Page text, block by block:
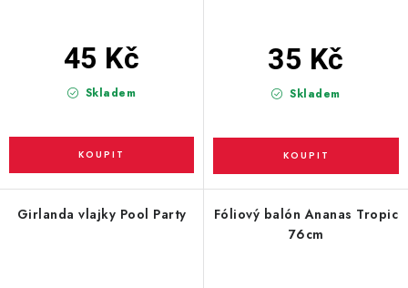
Skladem
45 Kč
Skladem
35 Kč
Girlanda vlajky Pool Party
Fóliový balón Ananas Tropic
76cm